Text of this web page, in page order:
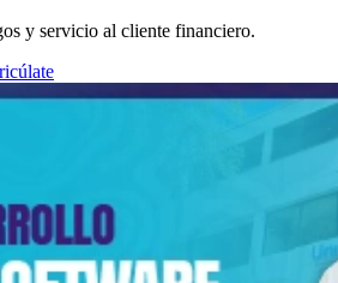
y servicio al cliente financiero.